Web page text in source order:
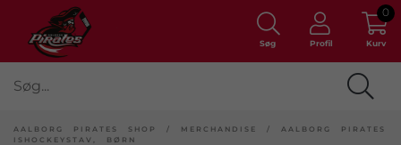
Søg Profil Kurv
0
AALBORG PIRATES SHOP / MERCHANDISE / AALBORG PIRATES
ISHOCKEYSTAV, BØRN